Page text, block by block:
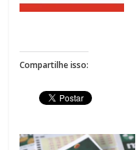
Compartilhe isso: